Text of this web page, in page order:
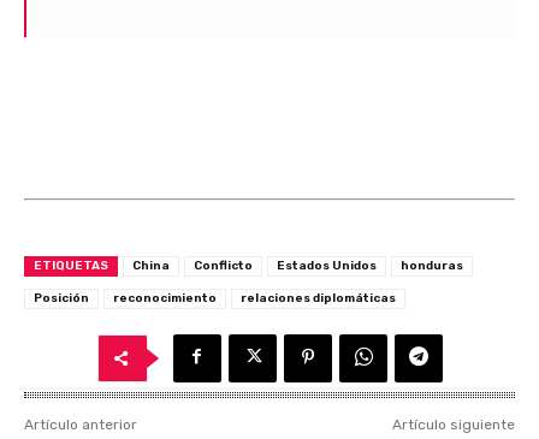
ETIQUETAS China Conflicto Estados Unidos honduras
Posición reconocimiento relaciones diplomáticas
Artículo anterior
Artículo siguiente